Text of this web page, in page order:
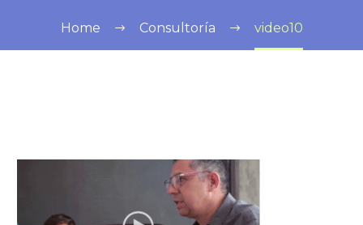
Home Consultoría video10